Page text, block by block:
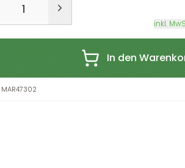
inkl.
In den
MAR47302